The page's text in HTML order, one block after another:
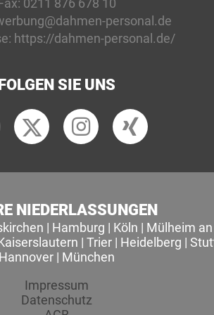
0211 876 678 10
personal.de
https://dahmen-personal.de/
SIE UNS
NIEDERLASSUNGEN
| Hamburg | Köln | Mülheim
| Trier| Heidelberg |
Hannover| München
Impressum
Datenschutz